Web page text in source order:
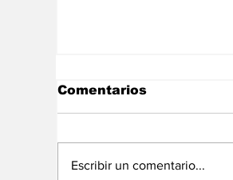
Comentarios
Escribir un comentario...